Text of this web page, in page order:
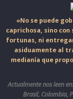
«No se puede
caprichosa, sino con
fortunas, ni
asiduamente al
medianía que
Actualmente nos leen
Brasil, Colombia,